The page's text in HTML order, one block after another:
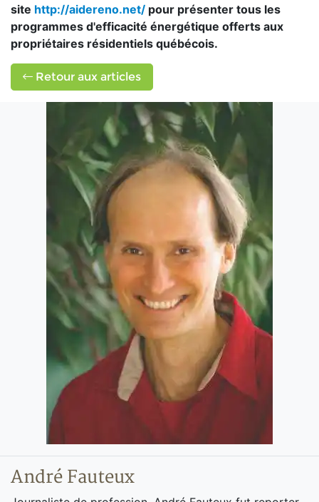
site http://aidereno.net/ pour présenter tous les
programmes d'efficacité énergétique offerts aux
propriétaires résidentiels québécois.
Retour aux articles
André Fauteux